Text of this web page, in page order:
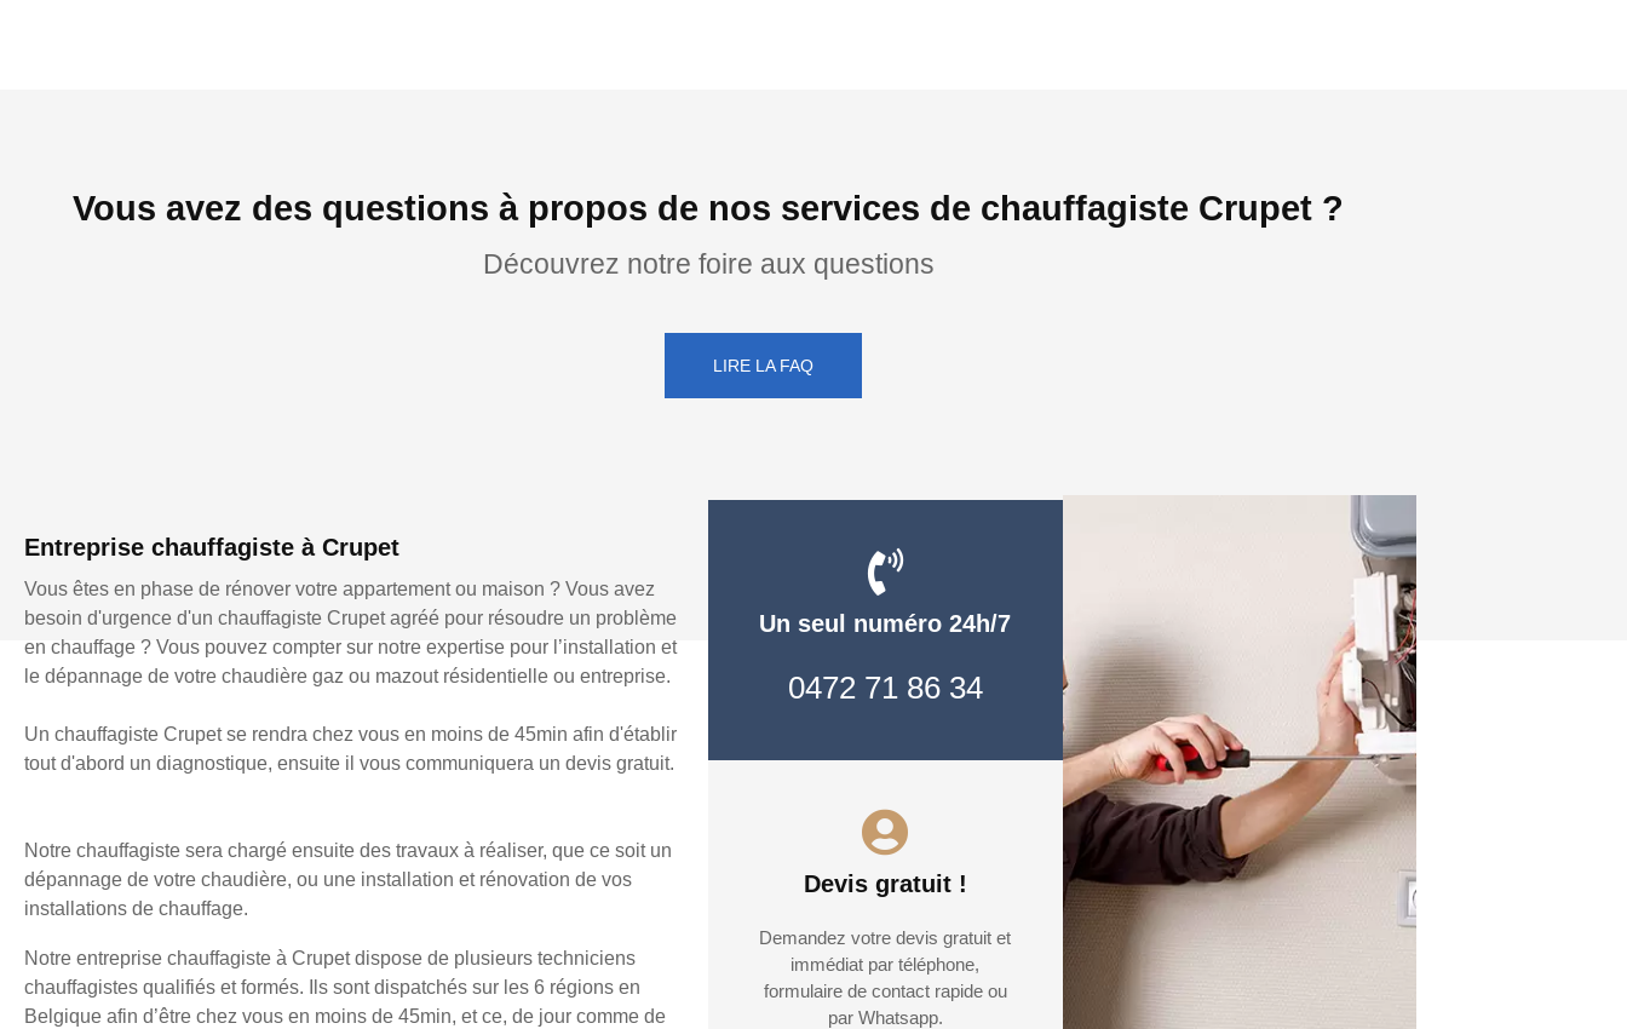
Vous avez des questions à propos de nos services de chauffagiste Crupet ?
Découvrez notre foire aux questions
LIRE LA FAQ
Entreprise chauffagiste à Crupet
Vous êtes en phase de rénover votre appartement ou maison ? Vous avez
besoin d'urgence d'un chauffagiste Crupet agréé pour résoudre un problème
en chauffage ? Vous pouvez compter sur notre expertise pour l’installation et
le dépannage de votre chaudière gaz ou mazout résidentielle ou entreprise.
Un chauffagiste Crupet se rendra chez vous en moins de 45min afin d'établir
tout d'abord un diagnostique, ensuite il vous communiquera un devis gratuit.
Notre chauffagiste sera chargé ensuite des travaux à réaliser, que ce soit un
dépannage de votre chaudière, ou une installation et rénovation de vos
installations de chauffage.
Notre entreprise chauffagiste à Crupet dispose de plusieurs techniciens
chauffagistes qualifiés et formés. Ils sont dispatchés sur les 6 régions en
Belgique afin d’être chez vous en moins de 45min, et ce, de jour comme de
Un seul numéro 24h/7
0472 71 86 34
Devis gratuit !
Demandez votre devis gratuit et
immédiat par téléphone,
formulaire de contact rapide ou
par Whatsapp.